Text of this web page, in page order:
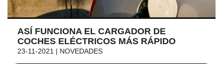
ASÍ FUNCIONA EL CARGADOR DE
COCHES ELÉCTRICOS MÁS RÁPIDO
23-11-2021 | NOVEDADES